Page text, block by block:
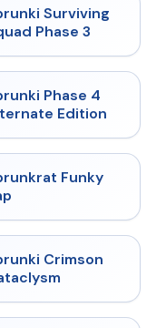
★ 4.7
Surviving
Phase 3
★
Phase 4
Edition
★ 4.7
Funky
★ 4.7
Crimson